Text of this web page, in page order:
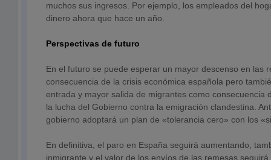
muchos sus ingresos. Por ejemplo, los empleados del
dinero ahora que hace un año.
Perspectivas de futuro
En el futuro se puede esperar un mayor descenso en las
consecuencia de la crisis económica española pero
entrada y mayor salida de migrantes como consecuencia
la lucha del Gobierno contra la emigración clandestina.
gobierno adoptará un plan de «tolerancia cero» con los
En definitiva, el paro en España seguirá aumentando,
inmigrante y el valor de los envíos de las remesas